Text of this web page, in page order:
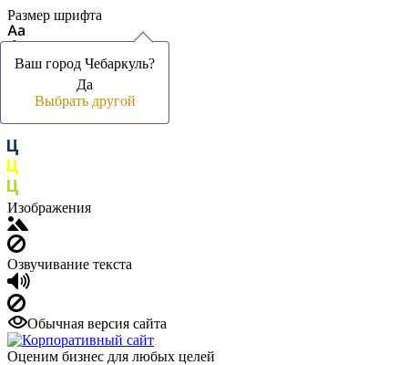
Размер шрифта
Цвет фона и шрифта
Изображения
Озвучивание текста
Обычная версия сайта
Оценим бизнес для любых целей
Ваш город Чебаркуль?
Да
Выбрать другой
Ваш город Чебаркуль?
Да
Выбрать другой
Ваш город Чебаркуль?
Да
Выбрать другой